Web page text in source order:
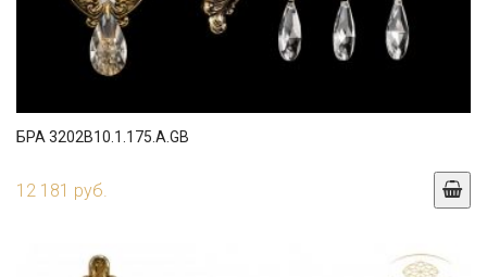
БРА 3202B10.1.175.A.GB
12 181 руб.